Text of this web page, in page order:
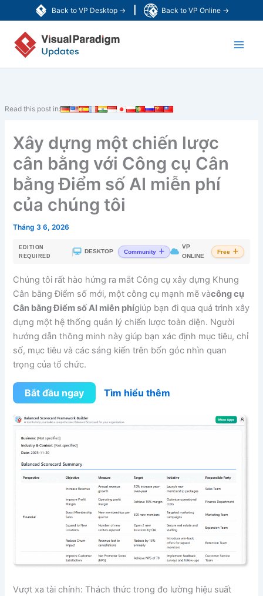
Back to VP Desktop → Back to VP Online →
tới
dung
Read this post in:
Xây dựng một chiến lược
cân bằng với Công cụ Cân
bằng Điểm số AI miễn phí
của chúng tôi
Tháng 3 6, 2026
EDITION
REQUIRED
| DESKTOP Community
VP
ONLINE
Free
Chúng tôi rất hào hứng ra mắt Công cụ xây dựng Khung
Cân bằng Điểm số mới, một công cụ mạnh mẽ vàcông cụ
Cân bằng Điểm số AI miễn phígiúp bạn đi qua quá trình xây
dựng một hệ thống quản lý chiến lược toàn diện. Người
hướng dẫn thông minh này giúp bạn xác định mục tiêu, chỉ
số, mục tiêu và các sáng kiến trên bốn góc nhìn quan
trọng của tổ chức.
Bắt đầu ngay Tìm hiểu thêm
Vượt xa tài chính: Thách thức trong đo lường hiệu suất